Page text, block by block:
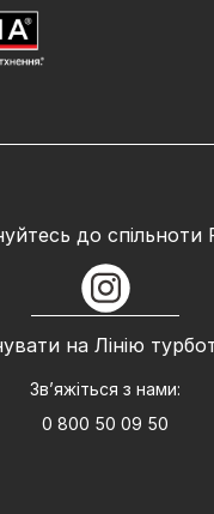
на Лінію
Зв’яжіться з нами:
0 800 50 09 50
до спільноти
instagram